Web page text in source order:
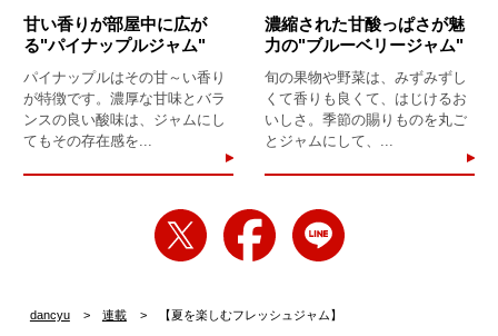
甘い香りが部屋中に広が
る"パイナップルジャム"
パイナップルはその甘～い香り
が特徴です。濃厚な甘味とバラ
ンスの良い酸味は、ジャムにし
てもその存在感を...
濃縮された甘酸っぱさが魅
力の"ブルーベリージャム"
旬の果物や野菜は、みずみずし
くて香りも良くて、はじけるお
いしさ。季節の賜りものを丸ご
とジャムにして、...
dancyu 連載 【夏を楽しむフレッシュジャム】